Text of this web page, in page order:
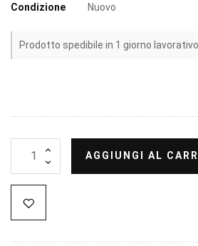
Condizione
Nuovo
Prodotto spedibile in 1 giorno lavorativo
AGGIUNGI AL